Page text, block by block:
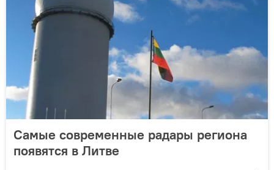
Самые современные радары региона
появятся в Литве